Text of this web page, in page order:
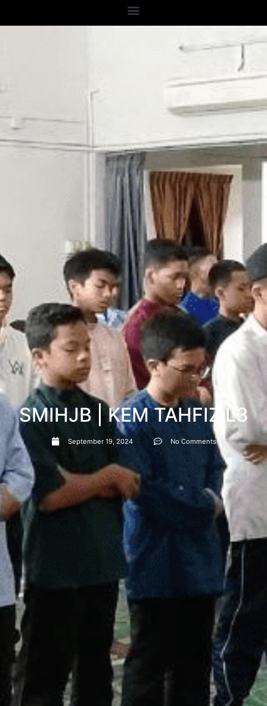
SMIHJB | KEM TAHFIZ L3
September 19, 2024 No Comments